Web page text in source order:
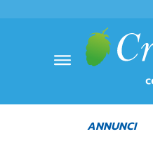
ANNUNCI